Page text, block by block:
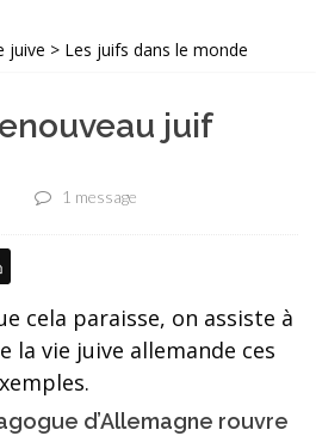
juive > Les juifs dans le monde
juif
1 message
cela paraisse, on assiste à
la vie juive allemande ces
d’Allemagne rouvre